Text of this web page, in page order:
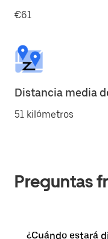
€61
Distancia media
51 kilómetros
Preguntas
¿Cuándo estará